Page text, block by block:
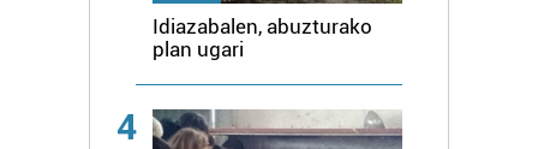
Idiazabalen, abuzturako
plan ugari
4